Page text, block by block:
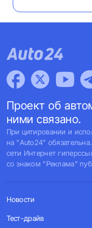
Проект об
ними связано.
При цитировании и
на "Auto24"
сети Интернет
со знаком "Реклама"
Новости
Тест-драйв